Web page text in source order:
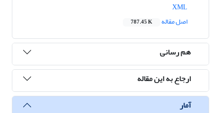
اصل مقاله
787.45 K
هم رسانی
ارجاع به این مقاله
آمار